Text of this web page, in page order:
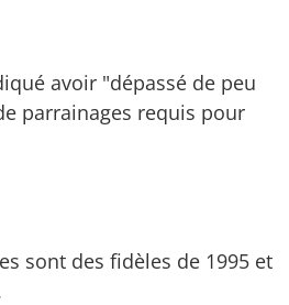
avoir "dépassé de peu
parrainages requis pour
sont des fidèles de 1995 et